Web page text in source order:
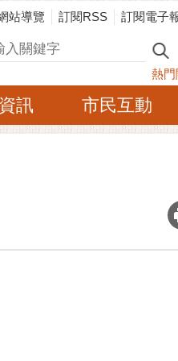
站導覽 訂閱RSS 訂閱電子
熱
訊 市民互動
_